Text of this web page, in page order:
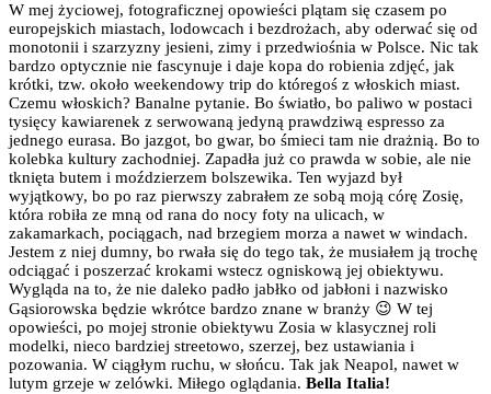
W mej życiowej, fotograficznej opowieści plątam się czasem po
europejskich miastach, lodowcach i bezdrożach, aby oderwać się od
monotonii i szarzyzny jesieni, zimy i przedwiośnia w Polsce. Nic tak
bardzo optycznie nie fascynuje i daje kopa do robienia zdjęć, jak
krótki, tzw. około weekendowy trip do któregoś z włoskich miast.
Czemu włoskich? Banalne pytanie. Bo światło, bo paliwo w postaci
tysięcy kawiarenek z serwowaną jedyną prawdziwą espresso za
jednego eurasa. Bo jazgot, bo gwar, bo śmieci tam nie drażnią. Bo to
kolebka kultury zachodniej. Zapadła już co prawda w sobie, ale nie
tknięta butem i moździerzem bolszewika. Ten wyjazd był
wyjątkowy, bo po raz pierwszy zabrałem ze sobą moją córę Zosię,
która robiła ze mną od rana do nocy foty na ulicach, w
zakamarkach, pociągach, nad brzegiem morza a nawet w windach.
Jestem z niej dumny, bo rwała się do tego tak, że musiałem ją trochę
odciągać i poszerzać krokami wstecz ogniskową jej obiektywu.
Wygląda na to, że nie daleko padło jabłko od jabłoni i nazwisko
Gąsiorowska będzie wkrótce bardzo znane w branży 😉 W tej
opowieści, po mojej stronie obiektywu Zosia w klasycznej roli
modelki, nieco bardziej streetowo, szerzej, bez ustawiania i
pozowania. W ciągłym ruchu, w słońcu. Tak jak Neapol, nawet w
lutym grzeje w zelówki. Miłego oglądania. Bella Italia!